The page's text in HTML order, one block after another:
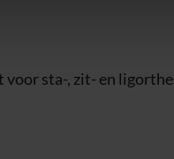
voor sta-, zit- en